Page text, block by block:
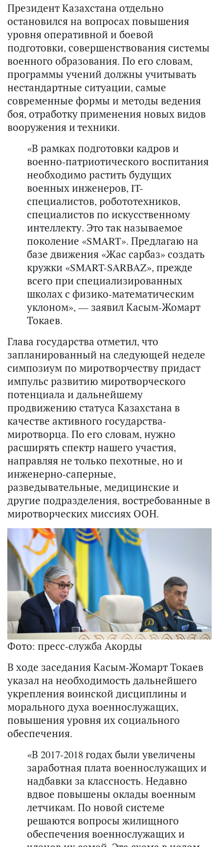
Президент Казахстана отдельно
остановился на вопросах повышения
уровня оперативной и боевой
подготовки, совершенствования системы
военного образования. По его словам,
программы учений должны учитывать
нестандартные ситуации, самые
современные формы и методы ведения
боя, отработку применения новых видов
вооружения и техники.
«В рамках подготовки кадров и
военно-патриотического воспитания
необходимо растить будущих
военных инженеров, IT-
специалистов, робототехников,
специалистов по искусственному
интеллекту. Это так называемое
поколение «SMART». Предлагаю на
базе движения «Жас сарбаз» создать
кружки «SMART-SARBAZ», прежде
всего при специализированных
школах с физико-математическим
уклоном», — заявил Касым-Жомарт
Токаев.
Глава государства отметил, что
запланированный на следующей неделе
симпозиум по миротворчеству придаст
импульс развитию миротворческого
потенциала и дальнейшему
продвижению статуса Казахстана в
качестве активного государства-
миротворца. По его словам, нужно
расширять спектр нашего участия,
направляя не только пехотные, но и
инженерно-саперные,
разведывательные, медицинские и
другие подразделения, востребованные в
миротворческих миссиях ООН.
Фото: пресс-служба Акорды
В ходе заседания Касым-Жомарт Токаев
указал на необходимость дальнейшего
укрепления воинской дисциплины и
морального духа военнослужащих,
повышения уровня их социального
обеспечения.
«В 2017-2018 годах были увеличены
заработная плата военнослужащих и
надбавки за классность. Недавно
вдвое повышены оклады военным
летчикам. По новой системе
решаются вопросы жилищного
обеспечения военнослужащих и